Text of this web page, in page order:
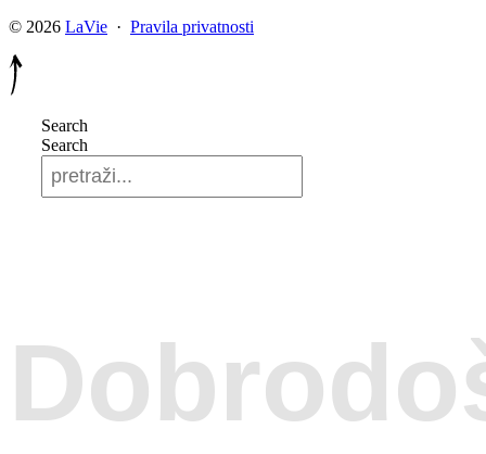
© 2026 LaVie · Pravila privatnosti
Search
Search